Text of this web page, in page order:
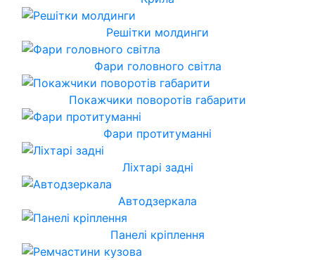
Решітки молдинги
Фари головного світла
Покажчики поворотів габарити
Фари протитуманні
Ліхтарі задні
Автодзеркала
Панелі кріплення